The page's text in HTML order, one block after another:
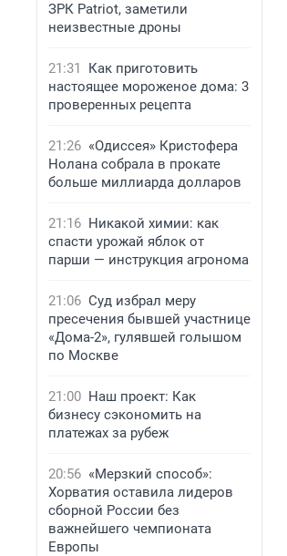
ЗРК Patriot, заметили
неизвестные дроны
21:31
Как приготовить
настоящее мороженое дома: 3
проверенных рецепта
21:26 «Одиссея» Кристофера
Нолана собрала в прокате
больше миллиарда долларов
21:16 Никакой химии: как
спасти урожай яблок от
парши — инструкция агронома
21:06 Суд избрал меру
пресечения бывшей участнице
«Дома-2», гулявшей голышом
по Москве
21:00 Наш проект: Как
бизнесу сэкономить на
платежах за рубеж
20:56 «Мерзкий способ»:
Хорватия оставила лидеров
сборной России без
важнейшего чемпионата
Европы